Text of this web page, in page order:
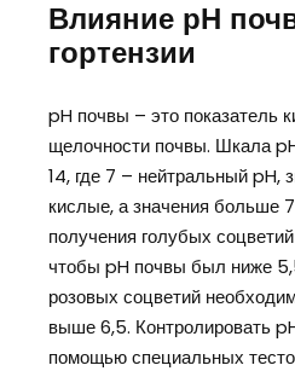
Влияние pH
гортензии
pH почвы – это показатель
щелочности почвы. Шкала
14, где 7 – нейтральный pH,
кислые, а значения больше
получения голубых
чтобы pH почвы был ниже
розовых соцветий
выше 6,5. Контролировать
помощью специальных